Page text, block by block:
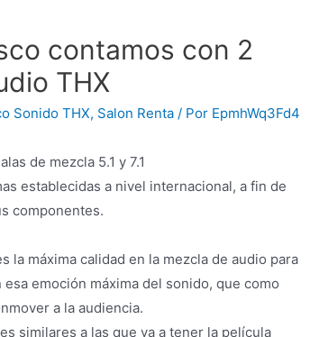
contamos con 2
THX
Sonido THX, Salon Renta / Por EpmhWq3Fd4
de mezcla 5.1 y 7.1
establecidas a nivel internacional, a fin de
componentes.
la máxima calidad en la mezcla de audio para
emoción máxima del sonido, que como
a la audiencia.
similares a las que va a tener la película